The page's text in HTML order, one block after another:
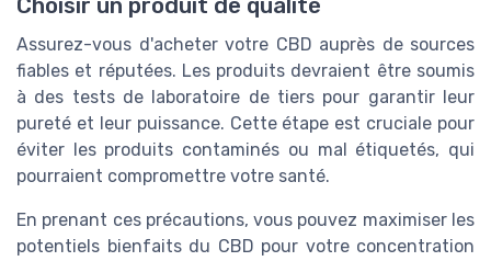
Choisir un produit de qualité
Assurez-vous d'acheter votre CBD auprès de sources
fiables et réputées. Les produits devraient être soumis
à des tests de laboratoire de tiers pour garantir leur
pureté et leur puissance. Cette étape est cruciale pour
éviter les produits contaminés ou mal étiquetés, qui
pourraient compromettre votre santé.
En prenant ces précautions, vous pouvez maximiser les
potentiels bienfaits du CBD pour votre concentration